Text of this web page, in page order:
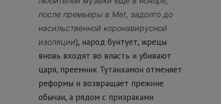
после премьеры в Met, задолго до
насильственной коронавирусной
изоляции), народ бунтует, жрецы
вновь входят во власть и убивают
царя, преемник Тутанхамон отменяет
реформы и возвращает прежние
обычаи, а рядом с призраками